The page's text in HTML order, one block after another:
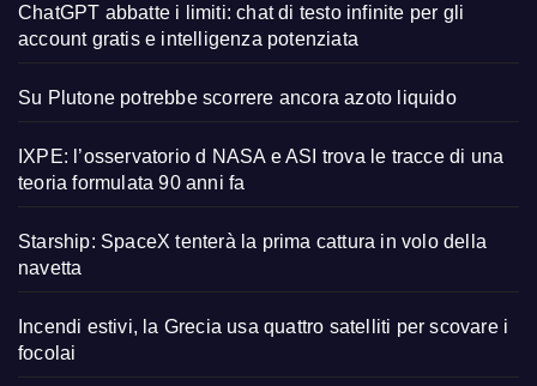
ChatGPT abbatte i limiti: chat di testo infinite per gli
account gratis e intelligenza potenziata
Su Plutone potrebbe scorrere ancora azoto liquido
IXPE: l’osservatorio d NASA e ASI trova le tracce di una
teoria formulata 90 anni fa
Starship: SpaceX tenterà la prima cattura in volo della
navetta
Incendi estivi, la Grecia usa quattro satelliti per scovare i
focolai